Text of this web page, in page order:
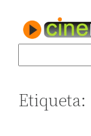
contenido
Etiqueta: